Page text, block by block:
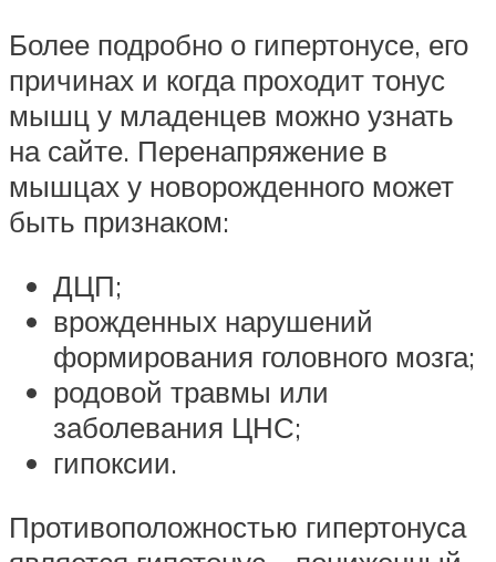
Более подробно о гипертонусе, его
причинах и когда проходит тонус
мышц у младенцев можно узнать
на сайте. Перенапряжение в
мышцах у новорожденного может
быть признаком:
ДЦП;
врожденных нарушений
формирования головного мозга;
родовой травмы или
заболевания ЦНС;
гипоксии.
Противоположностью гипертонуса